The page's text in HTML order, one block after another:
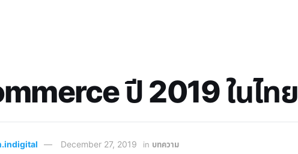
ปี 2019 ในไทย
December 27, 2019 in บทความ